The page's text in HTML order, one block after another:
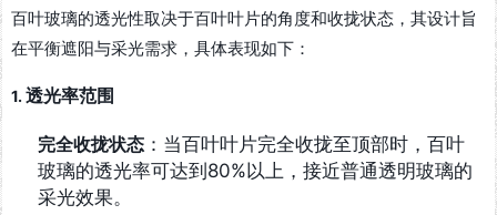
百叶玻璃的透光性取决于百叶叶片的角度和收拢状态，其设计旨
在平衡遮阳与采光需求，具体表现如下：
1.透光率范围
完全收拢状态 ：当百叶叶片完全收拢至顶部时，百叶
玻璃的透光率可达到80%以上，接近普通透明玻璃的
采光效果。